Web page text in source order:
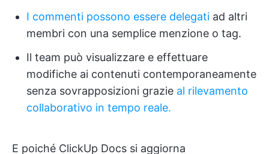
I commenti possono essere delegati ad altri
membri con una semplice menzione o tag.
Il team può visualizzare e effettuare
modifiche ai contenuti contemporaneamente
senza sovrapposizioni grazie al rilevamento
collaborativo in tempo reale.
E poiché ClickUp Docs si aggiorna